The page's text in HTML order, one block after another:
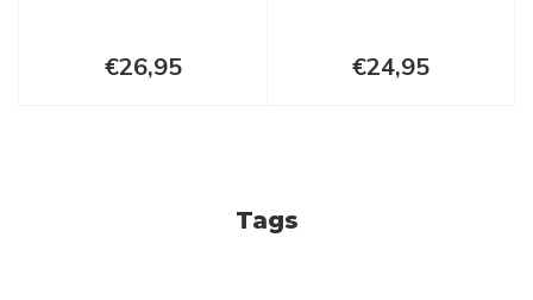
€26,95 €24,95
Tags